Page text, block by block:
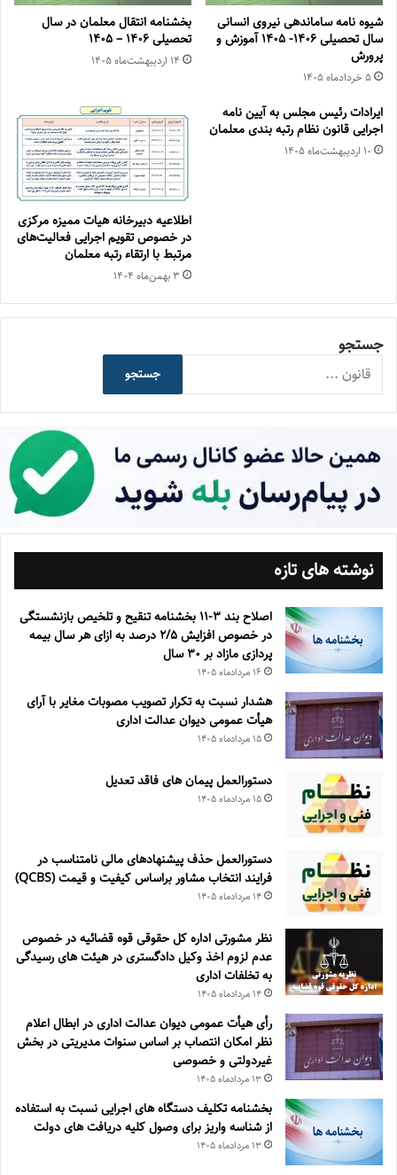
شیوه نامه ساماندهی نیروی انسانی
سال تحصیلی ۱۴۰۶- ۱۴۰۵ آموزش و
پرورش
۵ خرداد‌ماه ۱۴۰۵
بخشنامه انتقال معلمان در سال
تحصیلی ۱۴۰۶ – ۱۴۰۵
۱۴ اردیبهشت‌ماه ۱۴۰۵
ایرادات رئیس مجلس به آیین نامه
اجرایی قانون نظام رتبه بندی معلمان
۱۰ اردیبهشت‌ماه ۱۴۰۵
اطلاعیه دبیرخانه هیات ممیزه مرکزی
در خصوص تقویم اجرایی فعالیت‌های
مرتبط با ارتقاء رتبه معلمان
۳ بهمن‌ماه ۱۴۰۴
جستجو
جستجو
نوشته های تازه
اصلاح بند ۳‏-۱۱ بخشنامه تنقیح و تلخیص بازنشستگی
در خصوص افزایش ۵‏‏‏‏‏‏‏‏‏/۲ درصد به ازای هر سال بیمه
پردازی مازاد بر ۳۰‏ سال
۱۶ مرداد‌ماه ۱۴۰۵
هشدار نسبت به تکرار تصویب مصوبات مغایر با آرای
هیأت عمومی دیوان عدالت اداری
۱۵ مرداد‌ماه ۱۴۰۵
دستورالعمل پیمان های فاقد تعدیل
۱۵ مرداد‌ماه ۱۴۰۵
دستورالعمل حذف پيشنهادهای مالی نامتناسب در
فرايند انتخاب مشاور براساس كيفيت و قيمت (QCBS)
۱۴ مرداد‌ماه ۱۴۰۵
نظر مشورتی اداره کل حقوقی قوه قضائیه در خصوص
عدم لزوم اخذ وکیل دادگستری در هیئت های رسیدگی
به تخلفات اداری
۱۴ مرداد‌ماه ۱۴۰۵
رأی هیأت عمومی دیوان عدالت اداری در ابطال اعلام
نظر امکان انتصاب بر اساس سنوات مدیریتی در بخش
غیردولتی و خصوصی
۱۳ مرداد‌ماه ۱۴۰۵
بخشنامه تکلیف دستگاه های اجرایی نسبت به استفاده
از شناسه واریز برای وصول کلیه دریافت های دولت
۱۳ مرداد‌ماه ۱۴۰۵